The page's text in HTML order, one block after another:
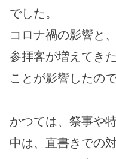
でした。
コロナ禍の影響と
参拝客が増えてき
ことが影響したので
かつては、祭事や
中は、直書きでの